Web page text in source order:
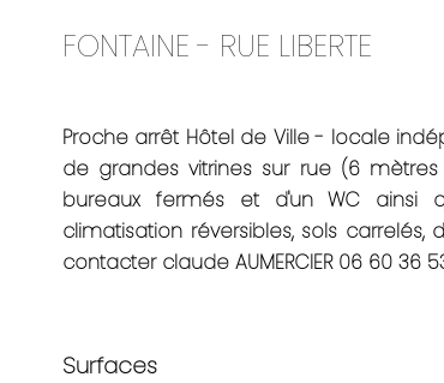
FONTAINE - RUE LIBERTE
Proche arrêt Hôtel de Ville - locale
de grandes vitrines sur rue (6
bureaux fermés et d'un WC ainsi
climatisation réversibles, sols
contacter claude AUMERCIER 06 60 36
Surfaces